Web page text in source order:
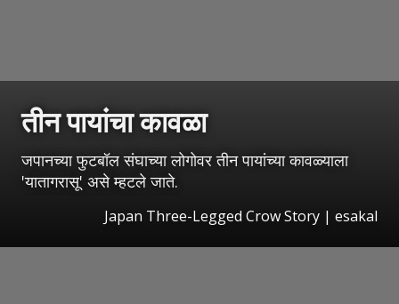
तीन पायांचा कावळा
जपानच्या फुटबॉल संघाच्या लोगोवर तीन पायांच्या कावळ्याला
'यातागरासू' असे म्हटले जाते.
Japan Three-Legged Crow Story | esakal